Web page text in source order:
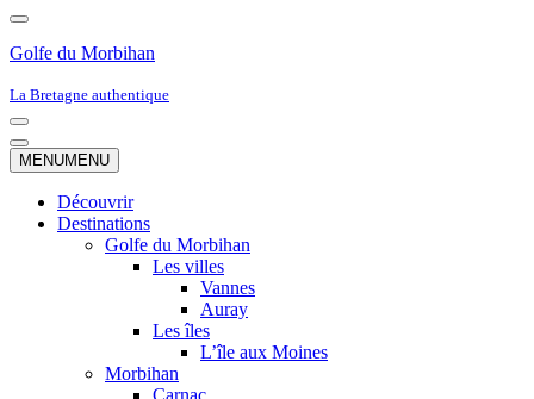
Golfe du Morbihan
La Bretagne authentique
Menu
de
navigation
Menu
de
MENUMENU
Découvrir
Destinations
Golfe du Morbihan
Les villes
Vannes
Auray
Les îles
L’île aux Moines
Morbihan
Carnac